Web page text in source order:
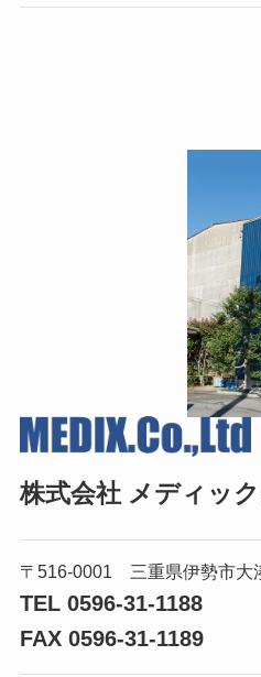
株式会社 メディッ
〒516-0001 三重県伊勢市大
TEL 0596-31-1188
FAX 0596-31-1189